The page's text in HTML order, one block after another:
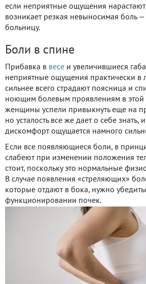
если неприятные ощущения
возникает резкая невыносимая боль —
больницу.
Боли в спине
Прибавка в весе и увеличившиеся
неприятные ощущения практически в
сильнее всего страдают поясница и
ноющим болевым проявлениям в этой
женщины успели привыкнуть еще на
но усталость все же дает о себе знать,
дискомфорт ощущается намного
Если все появляющиеся боли, в
слабеют при изменении положения
стоит, поскольку это нормальные
В случае появления «стреляющих»
которые отдают в бока, нужно
функционировании почек.